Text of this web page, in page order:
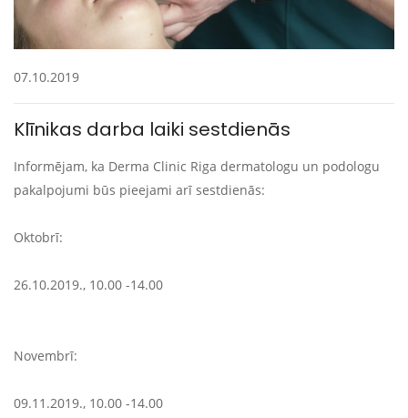
07.10.2019
Klīnikas darba laiki sestdienās
Informējam, ka Derma Clinic Riga dermatologu un podologu
pakalpojumi būs pieejami arī sestdienās:
Oktobrī:
26.10.2019., 10.00 -14.00
Novembrī:
09.11.2019., 10.00 -14.00